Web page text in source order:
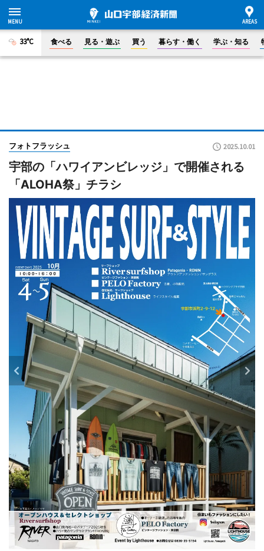
33°C 食べる 見る・遊ぶ 買う 暮らす・働く 学ぶ・知る
フォトフラッシュ 2025.10.01
宇部の「ハワイアンビレッジ」で開催される
「ALOHA祭」チラシ